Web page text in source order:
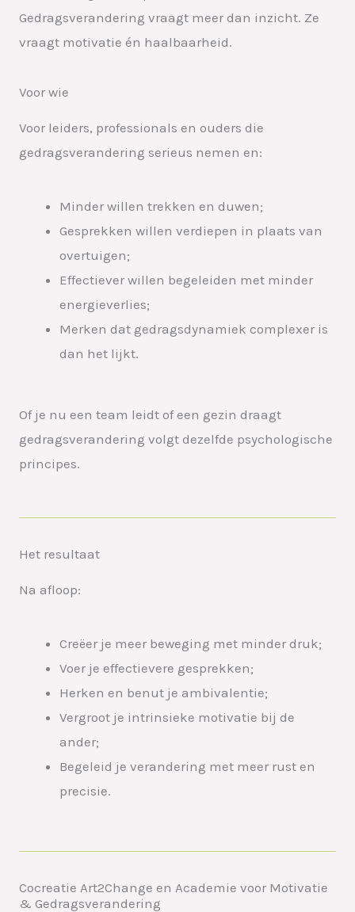
Gedragsverandering vraagt meer dan inzicht. Ze
vraagt motivatie én haalbaarheid.
Voor wie
Voor leiders, professionals en ouders die
gedragsverandering serieus nemen en:
Minder willen trekken en duwen;
Gesprekken willen verdiepen in plaats van
overtuigen;
Effectiever willen begeleiden met minder
energieverlies;
Merken dat gedragsdynamiek complexer is
dan het lijkt.
Of je nu een team leidt of een gezin draagt
gedragsverandering volgt dezelfde psychologische
principes.
Het resultaat
Na afloop:
Creëer je meer beweging met minder druk;
Voer je effectievere gesprekken;
Herken en benut je ambivalentie;
Vergroot je intrinsieke motivatie bij de
ander;
Begeleid je verandering met meer rust en
precisie.
Cocreatie Art2Change en Academie voor Motivatie
& Gedragsverandering